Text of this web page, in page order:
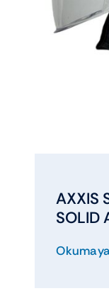
AXXIS
SOLID